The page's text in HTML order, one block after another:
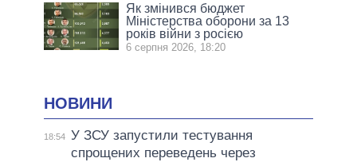
Як змінився бюджет
Міністерства оборони за 13
років війни з росією
6 серпня 2026, 18:20
НОВИНИ
18:54 У ЗСУ запустили тестування
спрощених переведень через